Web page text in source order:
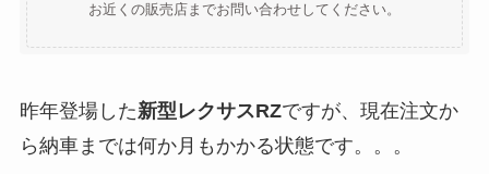
お近くの販売店までお問い合わせしてください。
昨年登場した新型レクサスRZですが、現在注文か
ら納車までは何か月もかかる状態です。。。